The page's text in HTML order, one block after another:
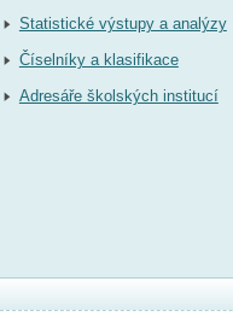
Statistické výstupy a analýzy
Číselníky a klasifikace
Adresáře školských institucí